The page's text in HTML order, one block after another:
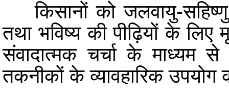
किसानों को जलवायु-सहिष्णु
तथा भविष्य की पीढ़ियों के लिए
संवादात्मक चर्चा के माध्यम
तकनीकों के व्यावहारिक